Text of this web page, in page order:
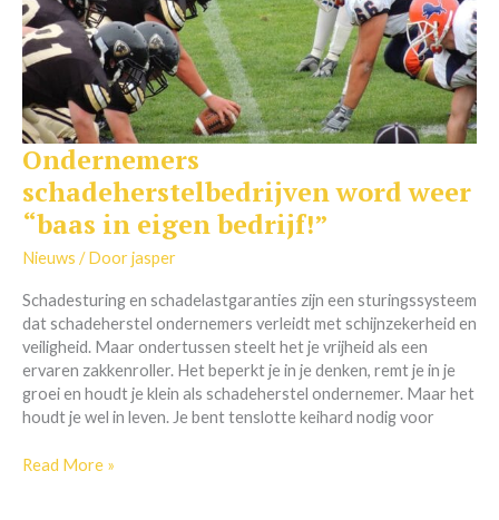
Ondernemers
schadeherstelbedrijven word weer
“baas in eigen bedrijf!”
Nieuws / Doorjasper
Schadesturing en schadelastgaranties zijn een sturingssysteem
dat schadeherstel ondernemers verleidt met schijnzekerheid en
veiligheid. Maar ondertussen steelt het je vrijheid als een
ervaren zakkenroller. Het beperkt je in je denken, remt je in je
groei en houdt je klein als schadeherstel ondernemer. Maar het
houdt je wel in leven. Je bent tenslotte keihard nodig voor
Ondernemers
schadeherstelbedrijven
word
weer
“baas
eigen
bedrijf!”
Read More »